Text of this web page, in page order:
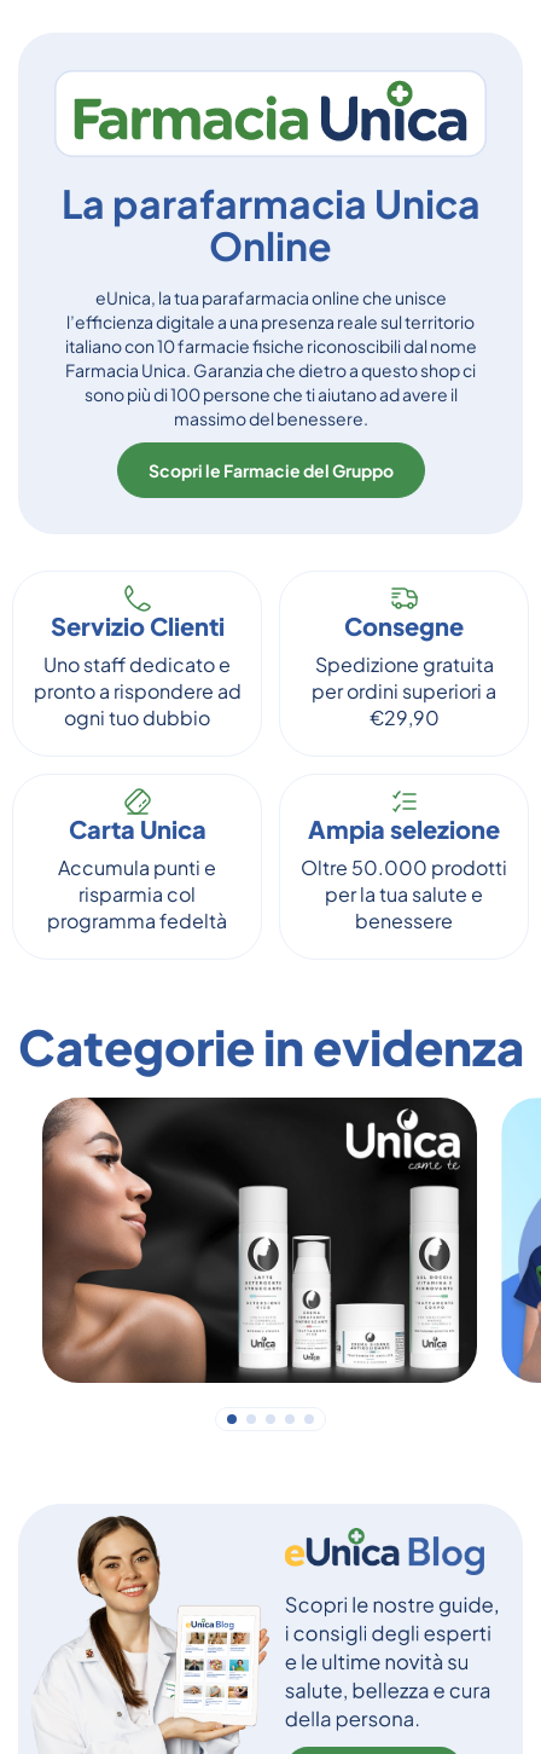
La parafarmacia Unica
Online
eUnica, la tua parafarmacia online che unisce
l’efficienza digitale a una presenza reale sul territorio
italiano con 10 farmacie fisiche riconoscibili dal nome
Farmacia Unica. Garanzia che dietro a questo shop ci
sono più di 100 persone che ti aiutano ad avere il
massimo del benessere.
Scopri le Farmacie del Gruppo
Servizio Clienti
Uno staff dedicato e
pronto a rispondere ad
ogni tuo dubbio
Consegne
Spedizione gratuita
per ordini superiori a
€29,90
Carta Unica
Accumula punti e
risparmia col
programma fedeltà
Ampia selezione
Oltre 50.000 prodotti
per la tua salute e
benessere
Categorie in evidenza